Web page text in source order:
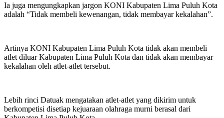
Ia juga mengungkapkan jargon KONI Kabupaten Lima Puluh Kota
adalah “Tidak membeli kewenangan, tidak membayar kekalahan”.
Artinya KONI Kabupaten Lima Puluh Kota tidak akan membeli
atlet diluar Kabupaten Lima Puluh Kota dan tidak akan membayar
kekalahan oleh atlet-atlet tersebut.
Lebih rinci Datuak mengatakan atlet-atlet yang dikirim untuk
berkompetisi disetiap kejuaraan olahraga murni berasal dari